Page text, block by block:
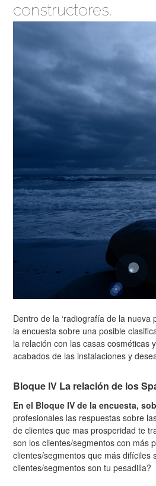
constructores.
Dentro de la ‘radiografía de la
la encuesta sobre una posible
la relación con las casas cosméticas
acabados de las instalaciones y
Bloque IV La relación de los
En el Bloque IV de la encuesta,
profesionales las respuestas sobre
de clientes que mas prosperidad te
son los clientes/segmentos con más
clientes/segmentos que más difíciles
clientes/segmentos son tu pesadilla?